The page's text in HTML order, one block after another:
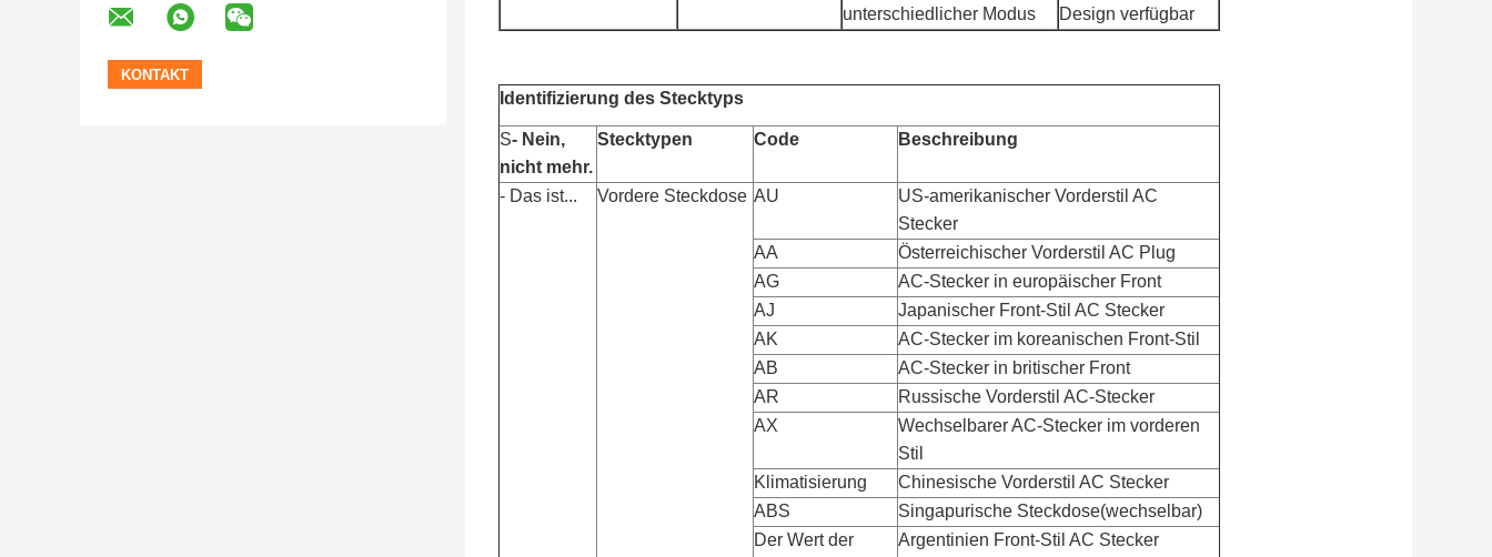
unterschiedlicher Modus
Design verfügbar
Identifizierung des Stecktyps
S- Nein,
nicht mehr.
Stecktypen Code Beschreibung
- Das ist... Vordere Steckdose AU
US-amerikanischer Vorderstil AC
Stecker
AA
Österreichischer Vorderstil AC Plug
AG
AC-Stecker in europäischer Front
AJ
Japanischer Front-Stil AC Stecker
AK
AC-Stecker im koreanischen Front-Stil
AB
AC-Stecker in britischer Front
AR
Russische Vorderstil AC-Stecker
AX
Wechselbarer AC-Stecker im vorderen
Stil
Klimatisierung
Chinesische Vorderstil AC Stecker
ABS
Singapurische Steckdose(wechselbar)
Der Wert der
Argentinien Front-Stil AC Stecker